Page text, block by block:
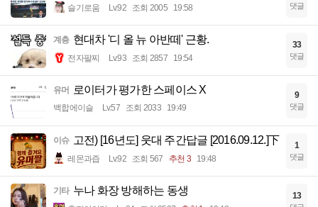
슬기로움 Lv.92 조회 2005 19:58 댓글
계층 현대차 '디 올 뉴 아반떼' 근황.
전자팔찌 Lv.93 조회 2857 19:54
33
댓글
유머 로이터가 평가한 스페이스 X
백합에이슬 Lv.57 조회 2033 19:49
9
댓글
이슈 고전) [16년도] 웃대 주간답글 [2016.09.12.]下
레몬과즙 Lv.92 조회 567 추천 3 19:48
1
댓글
기타 누나 화장 방해하는 동생 13